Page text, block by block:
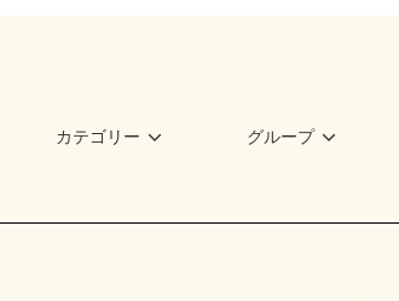
カテゴリー グループ